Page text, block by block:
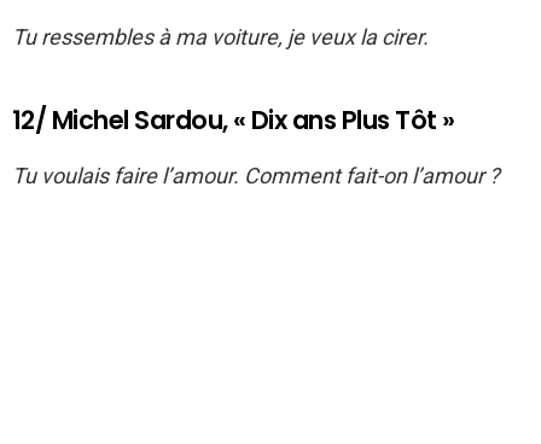
Tu ressembles à ma voiture, je veux la cirer.
12/ Michel Sardou, « Dix ans Plus Tôt »
Tu voulais faire l’amour. Comment fait-on l’amour ?